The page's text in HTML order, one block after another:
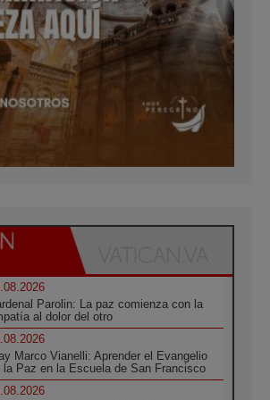
Parolin: La paz comienza con la
al dolor del otro
Marco Vianelli: Aprender el Evangelio
la Paz en la Escuela de San Francisco